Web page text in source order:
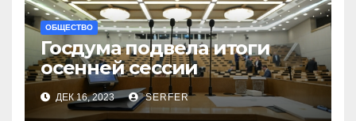
ОБЩЕСТВО
Госдума подвела итоги
осенней сессии
на заключительном в 2023
году заседании
ДЕК 16, 2023 SERFER